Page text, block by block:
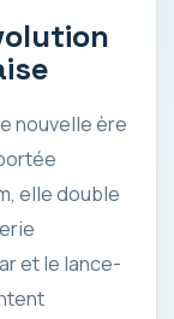
nouvelle ère
elle double
et le lance-